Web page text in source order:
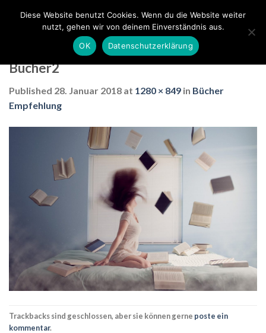
Bücher2
Published 28. Januar 2018 at 1280 × 849 in Bücher
Empfehlung
Trackbacks sind geschlossen, aber sie können gerne poste ein
kommentar.
Diese Website benutzt Cookies. Wenn du die Website weiter
nutzt, gehen wir von deinem Einverständnis aus.
OK
Datenschutzerklärung